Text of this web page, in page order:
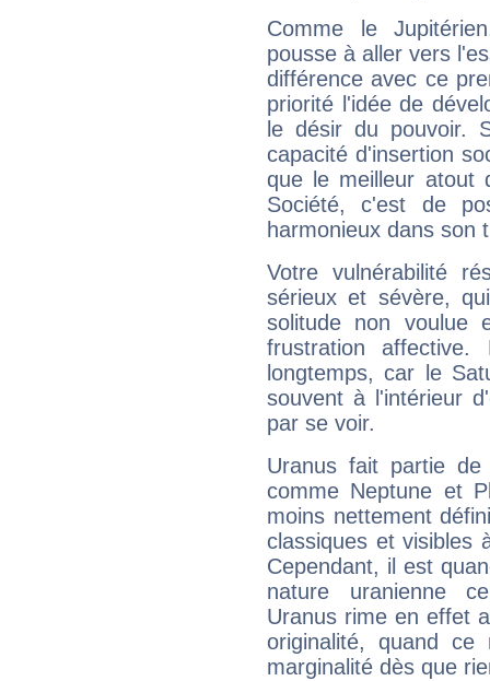
Comme le
pousse à aller vers
différence avec ce
priorité l'idée de
le désir du pouvoir.
capacité d'insertion
que le meilleur atout
Société, c'est de
harmonieux dans son
Votre vulnérabilité
sérieux et sévère,
solitude non voulue
frustration
longtemps, car le
souvent à l'intérieur
par se voir.
Uranus fait partie
comme Neptune et
moins nettement
classiques et visibles
Cependant, il est
nature uranienne
Uranus rime en effet
originalité, quand ce
marginalité dès que